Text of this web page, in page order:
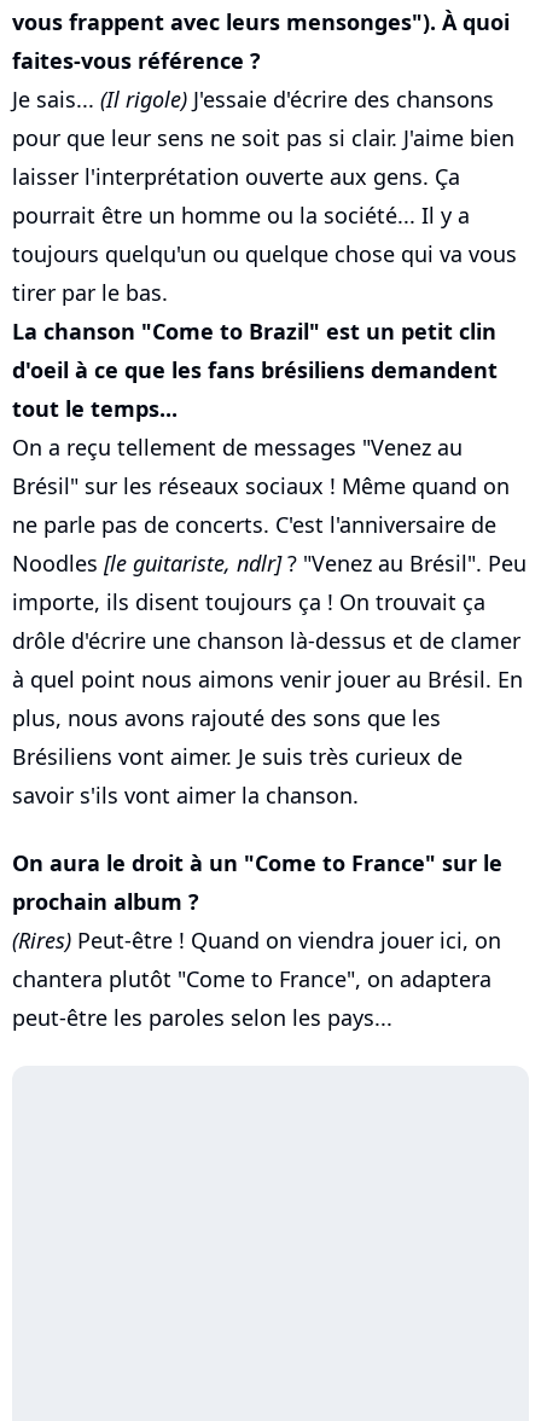
vous frappent avec leurs mensonges"). À quoi
faites-vous référence ?
Je sais... (Il rigole) J'essaie d'écrire des chansons
pour que leur sens ne soit pas si clair. J'aime bien
laisser l'interprétation ouverte aux gens. Ça
pourrait être un homme ou la société... Il y a
toujours quelqu'un ou quelque chose qui va vous
tirer par le bas.
La chanson "Come to Brazil" est un petit clin
d'oeil à ce que les fans brésiliens demandent
tout le temps...
On a reçu tellement de messages "Venez au
Brésil" sur les réseaux sociaux ! Même quand on
ne parle pas de concerts. C'est l'anniversaire de
Noodles [le guitariste, ndlr]? "Venez au Brésil". Peu
importe, ils disent toujours ça ! On trouvait ça
drôle d'écrire une chanson là-dessus et de clamer
à quel point nous aimons venir jouer au Brésil. En
plus, nous avons rajouté des sons que les
Brésiliens vont aimer. Je suis très curieux de
savoir s'ils vont aimer la chanson.
On aura le droit à un "Come to France" sur le
prochain album ?
(Rires) Peut-être ! Quand on viendra jouer ici, on
chantera plutôt "Come to France", on adaptera
peut-être les paroles selon les pays...